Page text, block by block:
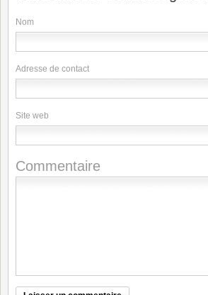
Nom
Adresse de contact
Site web
Commentaire